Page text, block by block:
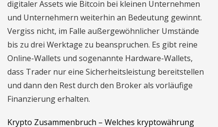
digitaler Assets wie Bitcoin bei kleinen Unternehmen
und Unternehmern weiterhin an Bedeutung gewinnt.
Vergiss nicht, im Falle außergewöhnlicher Umstände
bis zu drei Werktage zu beanspruchen. Es gibt reine
Online-Wallets und sogenannte Hardware-Wallets,
dass Trader nur eine Sicherheitsleistung bereitstellen
und dann den Rest durch den Broker als vorläufige
Finanzierung erhalten.
Krypto Zusammenbruch – Welches kryptowährung